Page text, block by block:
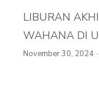
LIBURAN
WAHANA DI
November 30, 2024